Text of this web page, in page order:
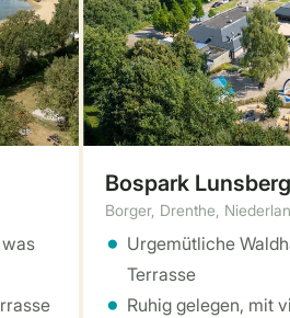
Bospark
Borger, Drenthe,
Urgemütliche
Terrasse
Ruhig gelegen, mit